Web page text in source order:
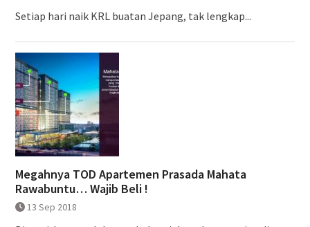
Setiap hari naik KRL buatan Jepang, tak lengkap...
Megahnya TOD Apartemen Prasada Mahata
Rawabuntu… Wajib Beli !
13 Sep 2018